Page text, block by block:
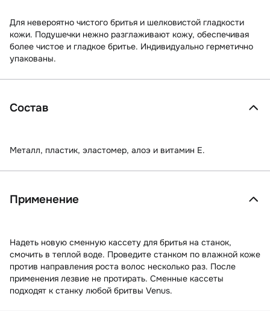
Для невероятно чистого бритья и шелковистой гладкости
кожи. Подушечки нежно разглаживают кожу, обеспечивая
более чистое и гладкое бритье. Индивидуально герметично
упакованы.
Состав
Металл, пластик, эластомер, алоэ и витамин Е.
Применение
Надеть новую сменную кассету для бритья на станок,
смочить в теплой воде. Проведите станком по влажной коже
против направления роста волос несколько раз. После
применения лезвие не протирать. Сменные кассеты
подходят к станку любой бритвы Venus.